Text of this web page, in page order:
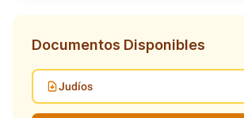
Documentos Disponibles
Judíos